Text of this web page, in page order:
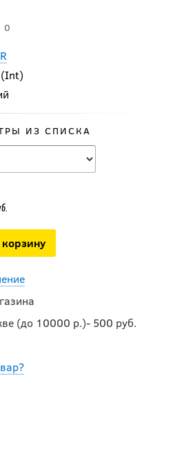
0
(Int)
ИЗ СПИСКА
(до 10000 р.)- 500 руб.